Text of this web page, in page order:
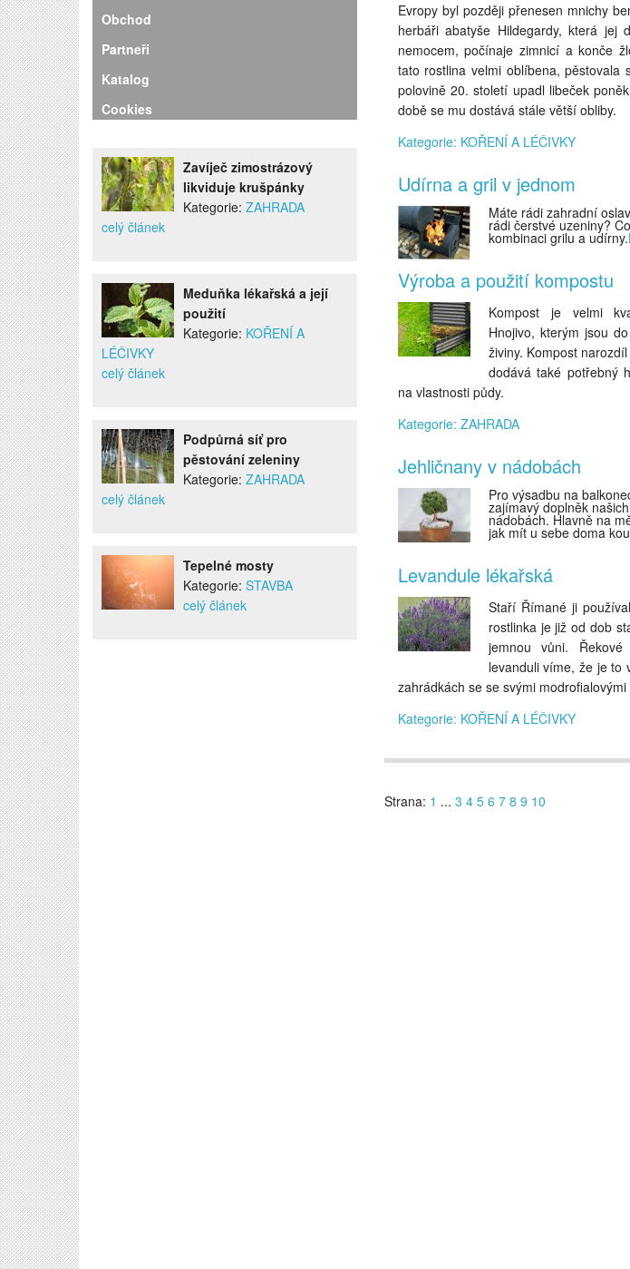
Obchod
Partneři
Katalog
Cookies
Zavíječ zimostrázový
likviduje krušpánky
Kategorie: ZAHRADA
celý článek
Meduňka lékařská a její
použití
Kategorie: KOŘENÍ A
LÉČIVKY
celý článek
Podpůrná síť pro
pěstování zeleniny
Kategorie: ZAHRADA
celý článek
Tepelné mosty
Kategorie: STAVBA
celý článek
Evropy byl později přenesen mnichy
herbáři abatyše Hildegardy, která jej
nemocem, počínaje zimnicí a konče
tato rostlina velmi oblíbena, pěstovala
polovině 20. století upadl libeček
době se mu dostává stále větší obliby.
Kategorie: KOŘENÍ A LÉČIVKY
Udírna a gril v jednom
Máte rádi zahradní
rádi čerstvé uzeniny?
kombinaci grilu a udírny.
Výroba a použití kompostu
Kompost je velmi
Hnojivo, kterým jsou
živiny. Kompost
dodává také potřebný
na vlastnosti půdy.
Kategorie: ZAHRADA
Jehličnany v nádobách
Pro výsadbu na
zajímavý doplněk
nádobách. Hlavně na
jak mít u sebe doma
Levandule lékařská
Staří Římané ji
rostlinka je již od dob
jemnou vůni.
levanduli víme, že je to
zahrádkách se se svými
Kategorie: KOŘENÍ A LÉČIVKY
Strana: 1 ... 3 4 5 6 7 8 9 10